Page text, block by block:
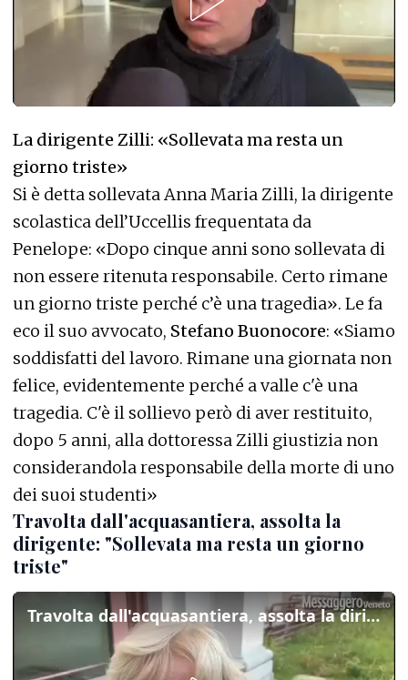
La dirigente Zilli: «Sollevata ma resta un
giorno triste»
Si è detta sollevata Anna Maria Zilli, la dirigente
scolastica dell’Uccellis frequentata da
Penelope: «Dopo cinque anni sono sollevata di
non essere ritenuta responsabile. Certo rimane
un giorno triste perché c’è una tragedia». Le fa
eco il suo avvocato, Stefano Buonocore: «Siamo
soddisfatti del lavoro. Rimane una giornata non
felice, evidentemente perché a valle c'è una
tragedia. C'è il sollievo però di aver restituito,
dopo 5 anni, alla dottoressa Zilli giustizia non
considerandola responsabile della morte di uno
dei suoi studenti»
Travolta dall'acquasantiera, assolta la
dirigente: "Sollevata ma resta un giorno
triste"
Travolta dall'acquasantiera, assolta la dirigente: "Sollevata ma resta un giorno triste"